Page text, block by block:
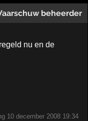
nu en de
10 december 2008 19:34